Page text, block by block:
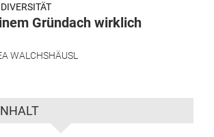
Gründach wirklich
WALCHSHÄUSL